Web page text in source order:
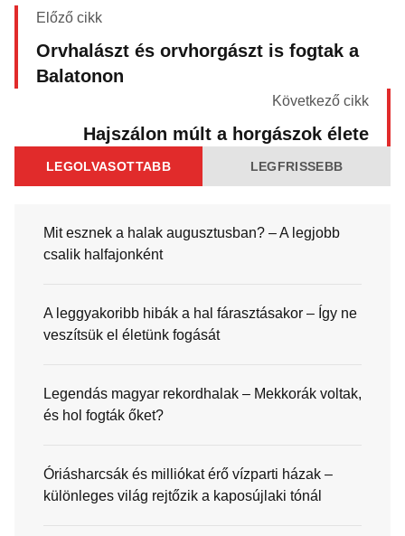
Előző cikk
Orvhalászt és orvhorgászt is fogtak a
Balatonon
Következő cikk
Hajszálon múlt a horgászok élete
LEGOLVASOTTABB LEGFRISSEBB
Mit esznek a halak augusztusban? – A legjobb
csalik halfajonként
A leggyakoribb hibák a hal fárasztásakor – Így ne
veszítsük el életünk fogását
Legendás magyar rekordhalak – Mekkorák voltak,
és hol fogták őket?
Óriásharcsák és milliókat érő vízparti házak –
különleges világ rejtőzik a kaposújlaki tónál